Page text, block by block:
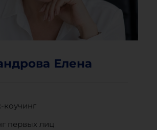
Елена
коучинг
первых лиц